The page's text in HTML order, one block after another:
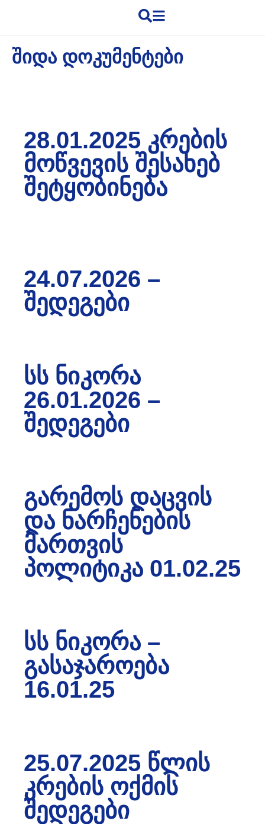
ᲨᲘᲓᲐ ᲓᲝᲙᲣᲛᲔᲜᲢᲔᲑᲘ
28.01.2025 ᲙᲠᲔᲑᲘᲡ
ᲛᲝᲬᲕᲔᲕᲘᲡ ᲨᲔᲡᲐᲮᲔᲑ
ᲨᲔᲢᲧᲝᲑᲘᲜᲔᲑᲐ
24.07.2026 –
ᲨᲔᲓᲔᲒᲔᲑᲘ
ᲡᲡ ᲜᲘᲙᲝᲠᲐ
26.01.2026 –
ᲨᲔᲓᲔᲒᲔᲑᲘ
ᲒᲐᲠᲔᲛᲝᲡ ᲓᲐᲪᲕᲘᲡ
ᲓᲐ ᲜᲐᲠᲩᲔᲜᲔᲑᲘᲡ
ᲛᲐᲠᲗᲕᲘᲡ
ᲞᲝᲚᲘᲢᲘᲙᲐ 01.02.25
ᲡᲡ ᲜᲘᲙᲝᲠᲐ –
ᲒᲐᲡᲐᲯᲐᲠᲝᲔᲑᲐ
16.01.25
25.07.2025 ᲬᲚᲘᲡ
ᲙᲠᲔᲑᲘᲡ ᲝᲥᲛᲘᲡ
ᲨᲔᲓᲔᲒᲔᲑᲘ